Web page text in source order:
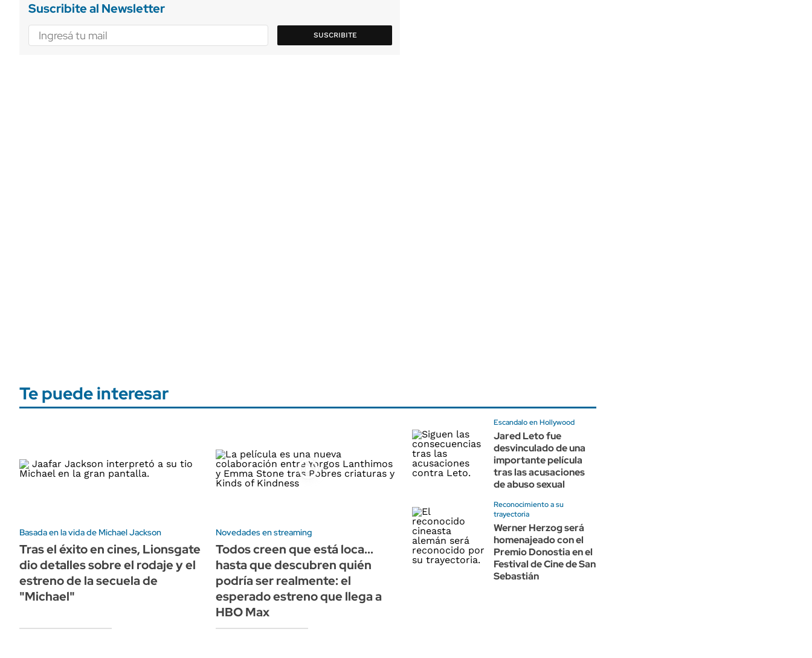
Suscribite al Newsletter
SUSCRIBITE
Te puede interesar
Basada en la vida de Michael Jackson
Tras el éxito en cines, Lionsgate
dio detalles sobre el rodaje y el
estreno de la secuela de
"Michael"
Novedades en streaming
Todos creen que está loca...
hasta que descubren quién
podría ser realmente: el
esperado estreno que llega a
HBO Max
Escandalo en Hollywood
Jared Leto fue
desvinculado de una
importante película
tras las acusaciones
de abuso sexual
Reconocimiento a su
trayectoria
Werner Herzog será
homenajeado con el
Premio Donostia en el
Festival de Cine de San
Sebastián